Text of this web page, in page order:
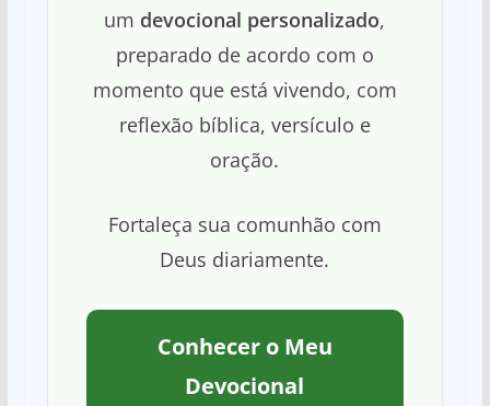
um devocional personalizado,
preparado de acordo com o
momento que está vivendo, com
reflexão bíblica, versículo e
oração.
Fortaleça sua comunhão com
Deus diariamente.
Conhecer o Meu
Devocional